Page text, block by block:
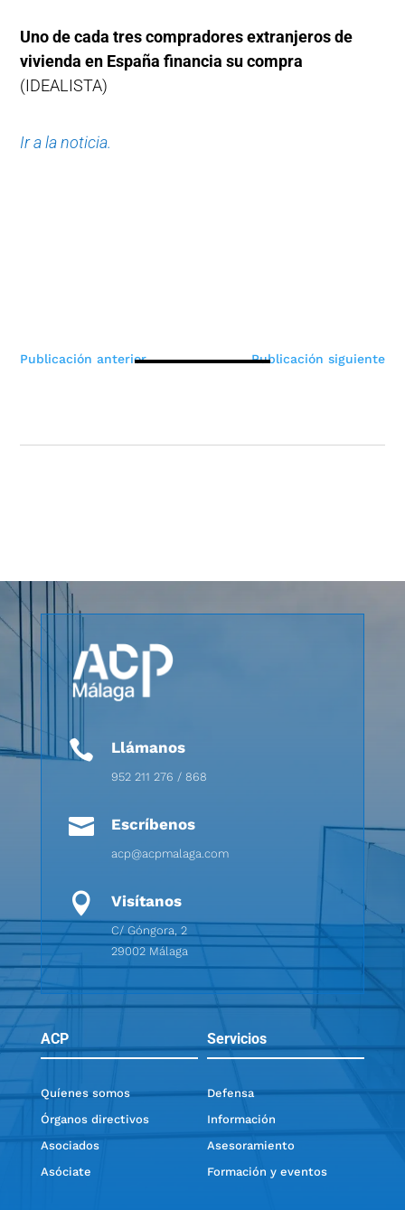
Uno de cada tres compradores extranjeros de
vivienda en España financia su compra
(IDEALISTA)
Ir a la noticia.
Navegación
Publicación anterior Publicación siguiente
 Llámanos
952 211 276 / 868
 Escríbenos
acp@acpmalaga.com
 Visítanos
C/ Góngora, 2
29002 Málaga
ACP Servicios
Quíenes somos
Órganos directivos
Asociados
Asóciate
Defensa
Información
Asesoramiento
Formación y eventos